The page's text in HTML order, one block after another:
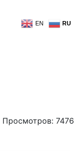
EN RU
Просмотров: 7476